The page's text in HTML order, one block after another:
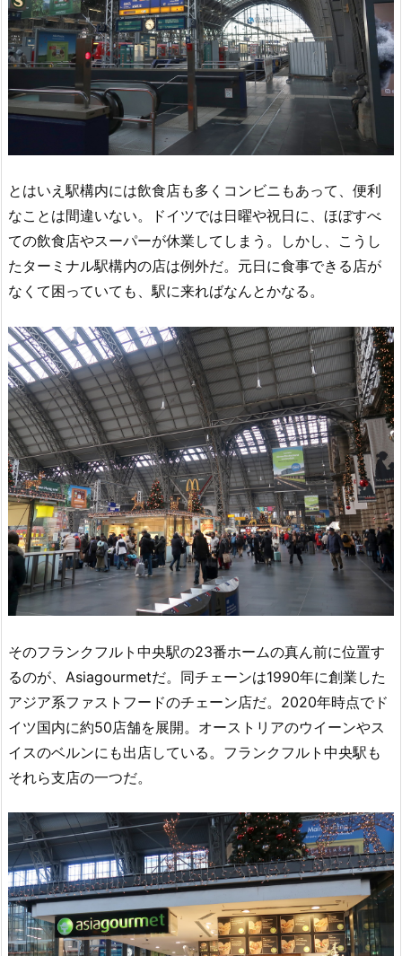
とはいえ駅構内には飲食店も多くコンビニもあって、便利
なことは間違いない。ドイツでは日曜や祝日に、ほぼすべ
ての飲食店やスーパーが休業してしまう。しかし、こうし
たターミナル駅構内の店は例外だ。元日に食事できる店が
なくて困っていても、駅に来ればなんとかなる。
そのフランクフルト中央駅の23番ホームの真ん前に位置す
るのが、Asiagourmetだ。同チェーンは1990年に創業した
アジア系ファストフードのチェーン店だ。2020年時点でド
イツ国内に約50店舗を展開。オーストリアのウイーンやス
イスのベルンにも出店している。フランクフルト中央駅も
それら支店の一つだ。